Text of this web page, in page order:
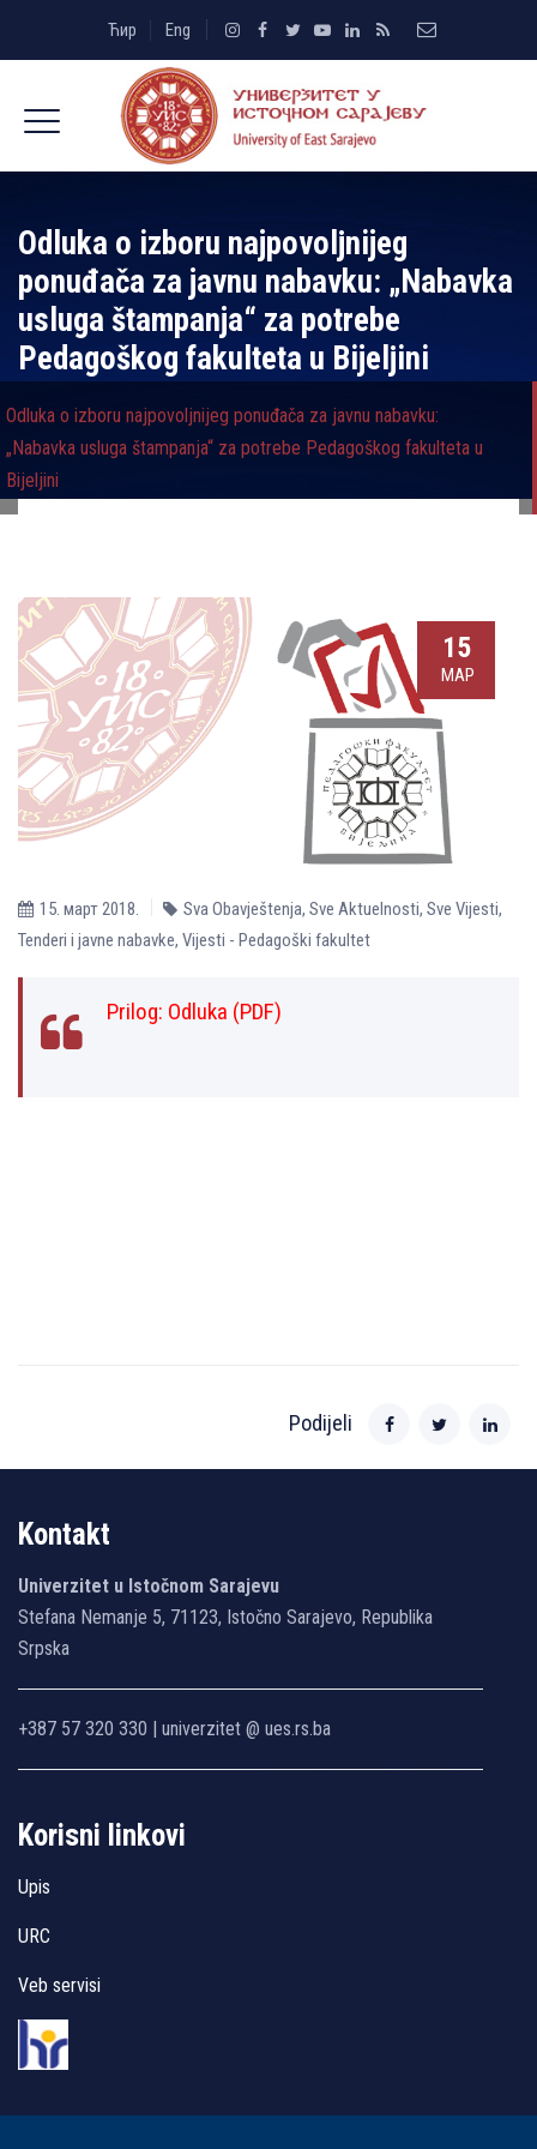
Ћир Eng
Odluka o izboru najpovolјnijeg
ponuđača za javnu nabavku: „Nabavka
usluga štampanja“ za potrebe
Pedagoškog fakulteta u Bijelјini
Odluka o izboru najpovolјnijeg ponuđača za javnu nabavku:
„Nabavka usluga štampanja“ za potrebe Pedagoškog fakulteta u
Bijelјini
15
МАР
15. март 2018. Sva Obavještenja, Sve Aktuelnosti, Sve Vijesti,
Tenderi i javne nabavke, Vijesti - Pedagoški fakultet
Prilog: Оdluka (PDF)
Podijeli
Kontakt
Univerzitet u Istočnom Sarajevu
Stefana Nemanje 5, 71123, Istočno Sarajevo, Republika
Srpska
+387 57 320 330 | univerzitet @ ues.rs.ba
Korisni linkovi
Upis
URC
Veb servisi